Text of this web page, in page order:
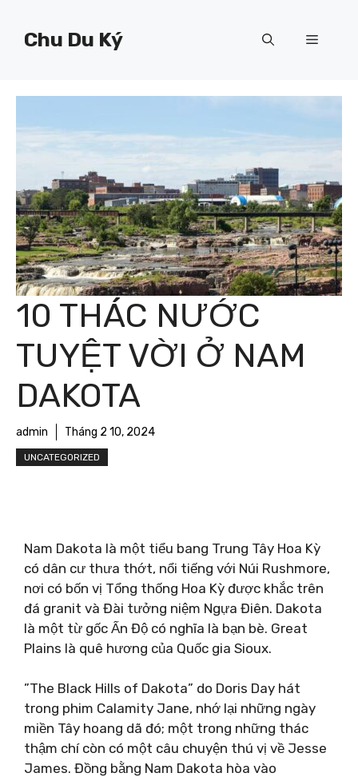
Chu Du Ký Menu
10 THÁC NƯỚC
TUYỆT VỜI Ở NAM
DAKOTA
admin Tháng 2 10, 2024
UNCATEGORIZED
Nam Dakota là một tiểu bang Trung Tây Hoa Kỳ
có dân cư thưa thớt, nổi tiếng với Núi Rushmore,
nơi có bốn vị Tổng thống Hoa Kỳ được khắc trên
đá granit và Đài tưởng niệm Ngựa Điên. Dakota
là một từ gốc Ấn Độ có nghĩa là bạn bè. Great
Plains là quê hương của Quốc gia Sioux.
”The Black Hills of Dakota” do Doris Day hát
trong phim Calamity Jane, nhớ lại những ngày
miền Tây hoang dã đó; một trong những thác
thậm chí còn có một câu chuyện thú vị về Jesse
James. Đồng bằng Nam Dakota hòa vào